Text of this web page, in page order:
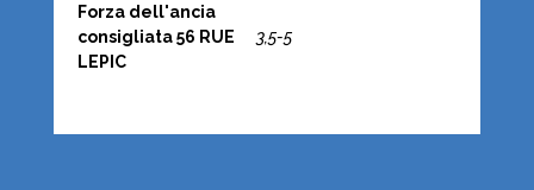
Forza dell'ancia
consigliata 56 RUE
LEPIC
3,5-5